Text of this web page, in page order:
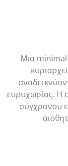
Μια minimal
ευρυχωρίας. Η
σύγχρονου